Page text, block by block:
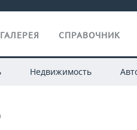
СПРАВОЧНИК
Недвижимость